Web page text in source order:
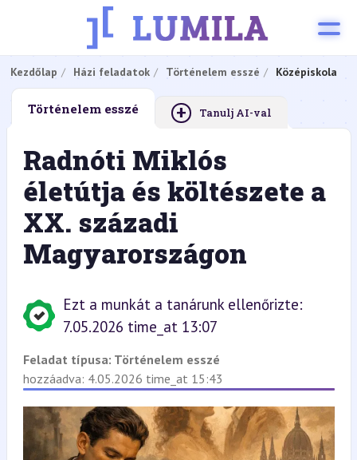
Kezdőlap Házi feladatok Történelem esszé Középiskola
Történelem esszé + Tanulj AI-val
Radnóti Miklós
életútja és költészete a
XX. századi
Magyarországon
Ezt a munkát a tanárunk ellenőrizte:
7.05.2026 time_at 13:07
Feladat típusa: Történelem esszé
hozzáadva: 4.05.2026 time_at 15:43